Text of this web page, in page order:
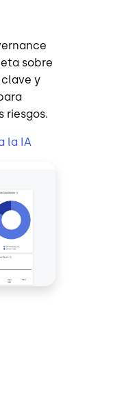
sobre
y
riesgos.
la IA